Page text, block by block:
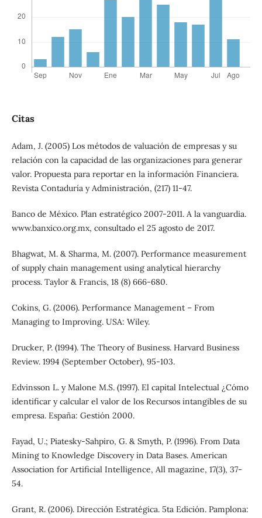
Citas
Adam, J. (2005) Los métodos de valuación de empresas y su
relación con la capacidad de las organizaciones para generar
valor. Propuesta para reportar en la información Financiera.
Revista Contaduría y Administración, (217) 11-47.
Banco de México. Plan estratégico 2007-2011. A la vanguardia.
www.banxico.org.mx, consultado el 25 agosto de 2017.
Bhagwat, M. & Sharma, M. (2007). Performance measurement
of supply chain management using analytical hierarchy
process. Taylor & Francis, 18 (8) 666-680.
Cokins, G. (2006). Performance Management – From
Managing to Improving. USA: Wiley.
Drucker, P. (1994). The Theory of Business. Harvard Business
Review. 1994 (September October), 95-103.
Edvinsson L. y Malone M.S. (1997). El capital Intelectual ¿Cómo
identificar y calcular el valor de los Recursos intangibles de su
empresa. España: Gestión 2000.
Fayad, U.; Piatesky-Sahpiro, G. & Smyth, P. (1996). From Data
Mining to Knowledge Discovery in Data Bases. American
Association for Artificial Intelligence, All magazine, 17(3), 37-
54.
Grant, R. (2006). Dirección Estratégica. 5ta Edición. Pamplona: